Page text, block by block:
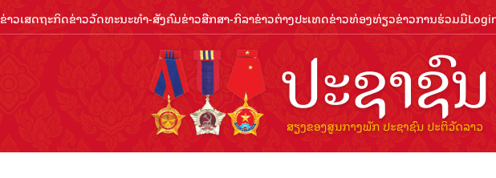
ຂ່າວເສດຖະກິດຂ່າວວັດທະນະທຳ-ສັງຄົມຂ່າວສືກສາ-ກິລາຂ່າວຕ່າງປະເທດຂ່າວທ່ອງທ່ຽວຂ່າວການຮ່ວມມື